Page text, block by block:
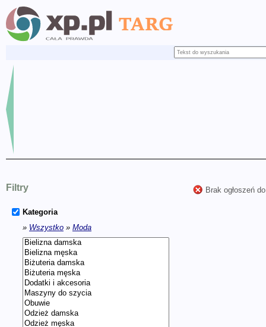
Filtry
Kategoria
» Wszystko » Moda
Brak ogłoszeń